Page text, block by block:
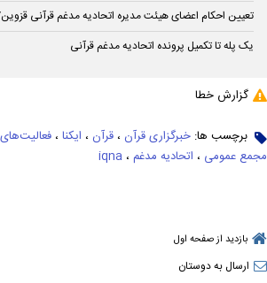
تعیین احکام اعضای هیئت مدیره اتحادیه مدغم قرآنی
یک پله تا تکمیل پرونده اتحادیه مدغم قرآنی
گزارش خطا
برچسب ها: خبرگزاری قرآن ، قرآن ، ایکنا ،
مجمع عمومی ، اتحادیه مدغم ، iqna
بازدید از صفحه اول
ارسال به دوستان